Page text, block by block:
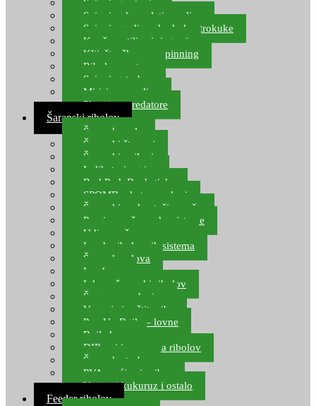
Spinning setovi
Spinning kompleti varalica
Spinning udice, dvokuke, trokuke
Kopče, vrtilice i ringovi
Kliješta, škare za spinning
Ribolov pastrve
Spinning torbe
Mirisi za varalice
Plovci za predatore
Šaranski ribolov
Šaranske role
Šaranski štapovi
Šaranski najloni
Indikatori ugriza
Rod Pod, Banksticks
SPOMB rakete, markeri
Šaranski podmetači, mreže
Pernice za šaranske sisteme
Udice za šarana, amura
Izrada ribolovnih sistema
Šaranska olova
Leadcore
Igle za šaranski ribolov
Špage, upredenice
Vaganje i zaštita ribe
Pop Up Boile – lovne
Boile lovne
DIP-ovi i arome za ribolov
Šaranske torbe
PVA vrećice i pribor
Umjetni kukuruz i ostalo
Feeder ribolov